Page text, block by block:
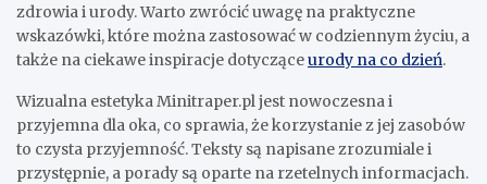
zdrowia i urody. Warto zwrócić uwagę na praktyczne
wskazówki, które można zastosować w codziennym życiu, a
także na ciekawe inspiracje dotycząceurody na co dzień.
Wizualna estetyka Minitraper.pl jest nowoczesna i
przyjemna dla oka, co sprawia, że korzystanie z jej zasobów
to czysta przyjemność. Teksty są napisane zrozumiale i
przystępnie, a porady są oparte na rzetelnych informacjach.